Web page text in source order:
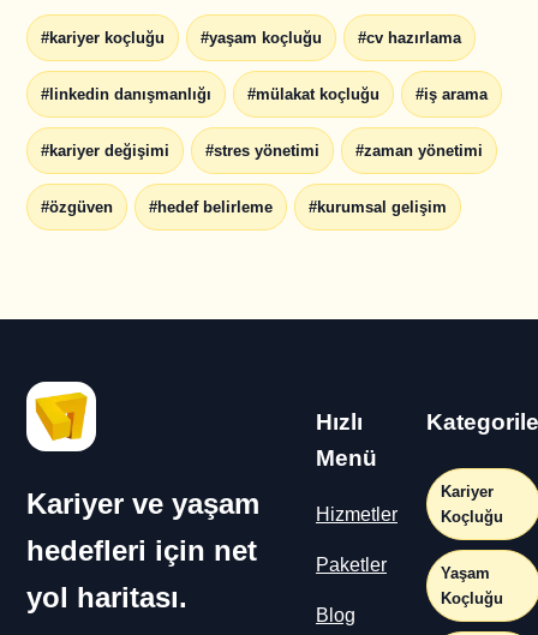
#kariyer koçluğu #yaşam koçluğu #cv hazırlama
#linkedin danışmanlığı #mülakat koçluğu #iş arama
#kariyer değişimi #stres yönetimi #zaman yönetimi
#özgüven #hedef belirleme #kurumsal gelişim
Kariyer ve yaşam
hedefleri için net
yol haritası.
Hızlı
Menü
Hizmetler
Paketler
Blog
Kariyer
Koçluğu
Yaşam
Koçluğu